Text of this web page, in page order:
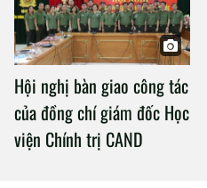
Hội nghị bàn giao công tác
của đồng chí giám đốc Học
viện Chính trị CAND